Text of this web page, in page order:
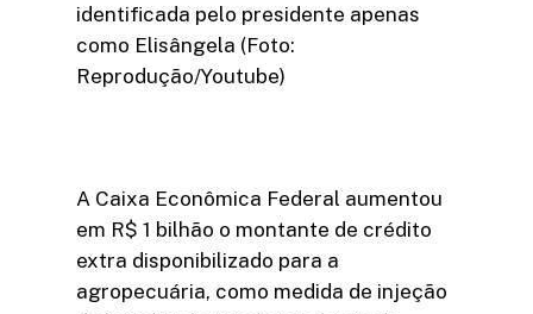
identificada pelo presidente apenas
como Elisângela (Foto:
Reprodução/Youtube)
A Caixa Econômica Federal aumentou
em R$ 1 bilhão o montante de crédito
extra disponibilizado para a
agropecuária, como medida de injeção